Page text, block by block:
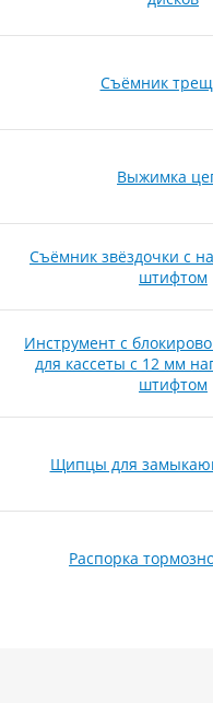
Съёмник
Выжимка
Съёмник звёздочки с
штифтом
Инструмент с
для кассеты с 12 мм
штифтом
Щипцы для
Распорка